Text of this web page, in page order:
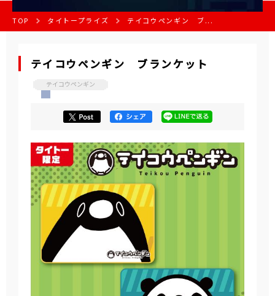
TOP タイトープライズ テイコウペンギン ブ...
テイコウペンギン ブランケット
テイコウペンギン